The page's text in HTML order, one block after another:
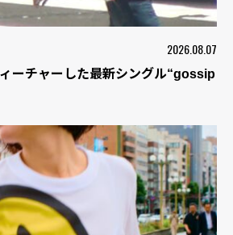
2026.08.07
ーチャーした最新シングル“gossip